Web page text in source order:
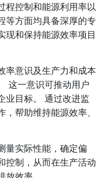
程控制和能源利用率以
等方面均具备深厚的专
现和保持能源效率项目
率意识及生产力和成本
这一意识可推动用户
业目标。 通过改进监
帮助维持能源效率、
量实际性能，确定偏
控制，从而在生产活动